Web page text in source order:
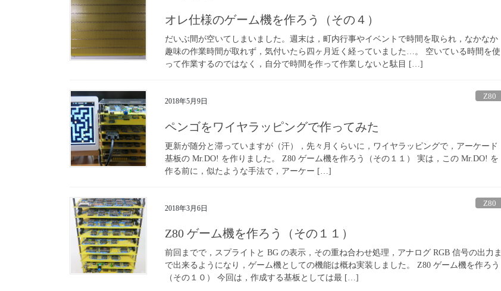
オレ仕様のゲーム機を作ろう（その４）
だいぶ間が空いてしまいました。週末は，町内行事やイベントで時間を取られ，なかなか
趣味の作業時間が取れず，気付いたら四ヶ月近く経っていました…。 空いている時間を使
って作業するのではなく，自分で時間を作って作業しないと駄目 […]
2018年5月9日
Z80
ペンゴをワイヤラッピングで作ってみた
更新が随分と滞っていますが（汗），先々月くらいに，ワイヤラッピングで，アーケード
基板の Mr.DO! を作りました。 Z80 ゲーム機を作ろう（その１１） 実は，この Mr.DO! を
作る前に，似たような手法で，アーケー […]
2018年3月6日
Z80
Z80 ゲーム機を作ろう（その１１）
前回までで，スプライトと BG の表示，その重ね合わせ処理，アナログ RGB 信号の出力ま
で出来るようになり，ゲーム機としての機能は概ね実装しました。 Z80 ゲーム機を作ろう
（その１０） 今回は，作成する基板としては最 […]